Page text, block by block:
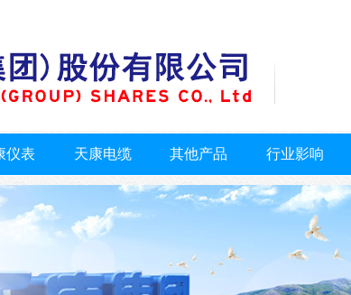
仪表 天康电缆 其他产品 行业影响